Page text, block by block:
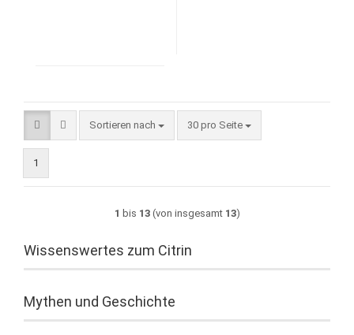
Sortieren nach
Sortieren nach 30 pro Seite
pro Seite
1
1 bis 13(von insgesamt 13)
Wissenswertes zum Citrin
Mythen und Geschichte